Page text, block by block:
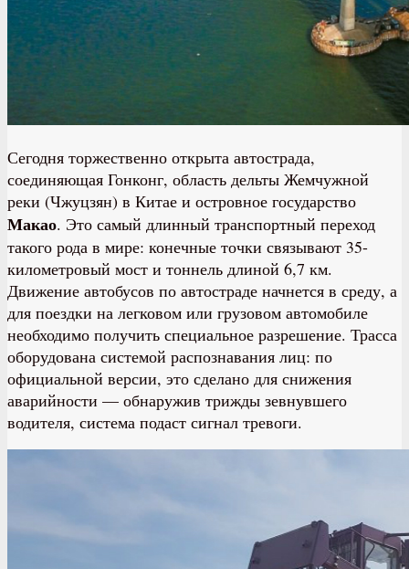
Сегодня торжественно открыта автострада,
соединяющая Гонконг, область дельты Жемчужной
реки (Чжуцзян) в Китае и островное государство
Макао. Это самый длинный транспортный переход
такого рода в мире: конечные точки связывают 35-
километровый мост и тоннель длиной 6,7 км.
Движение автобусов по автостраде начнется в среду, а
для поездки на легковом или грузовом автомобиле
необходимо получить специальное разрешение. Трасса
оборудована системой распознавания лиц: по
официальной версии, это сделано для снижения
аварийности — обнаружив трижды зевнувшего
водителя, система подаст сигнал тревоги.